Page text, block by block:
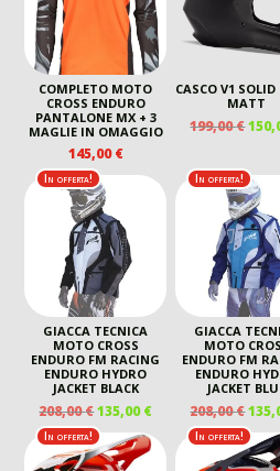
COMPLETO MOTO
CROSS ENDURO
PANTALONE MX + 3
MAGLIE IN OMAGGIO
145,00€
CASCO V1 SOLID
MATT
199,00€IL
ERA:
In offerta!
GIACCA TECNICA
MOTO CROSS
ENDURO FM RACING
ENDURO HYDRO
JACKET BLACK
208,00€IL
PREZZO
ORIGINALE
135,00€IL
PREZZO
ATTUALE
In offerta!
GIACCA
MOTO
ENDURO FM
ENDURO
JACKET
208,00€IL
In offerta! In offerta!